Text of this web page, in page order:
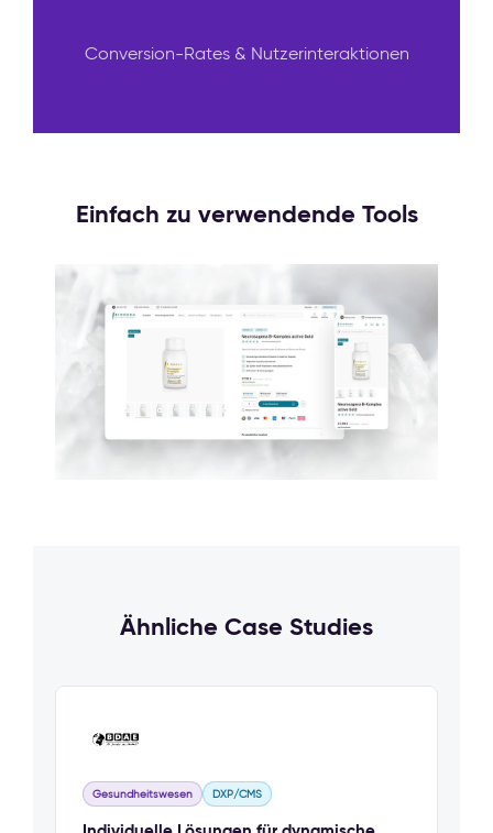
Conversion-Rates & Nutzerinteraktionen
Einfach zu verwendende Tools
Ähnliche Case Studies
Gesundheitswesen DXP/CMS